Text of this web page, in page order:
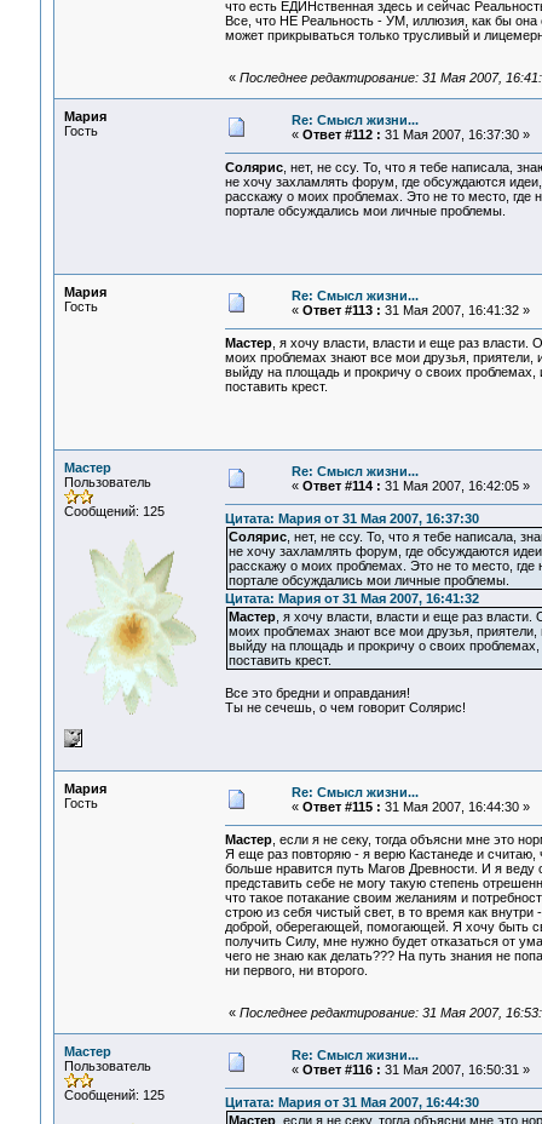
что есть ЕДИНственная здесь и сейчас
Все, что НЕ Реальность - УМ, иллюзия, как бы
может прикрываться только трусливый и
« Последнее редактирование: 31 Мая 2007,
Мария
Гость
Re: Смысл жизни...
« Ответ #112 : 31 Мая 2007, 16:37:30 »
Солярис, нет, не ссу. То, что я тебе написала,
не хочу захламлять форум, где обсуждаются
расскажу о моих проблемах. Это не то место, где
портале обсуждались мои личные проблемы.
Мария
Гость
Re: Смысл жизни...
« Ответ #113 : 31 Мая 2007, 16:41:32 »
Мастер, я хочу власти, власти и еще раз власти.
моих проблемах знают все мои друзья,
выйду на площадь и прокричу о своих
поставить крест.
Мастер
Пользователь
Сообщений: 125
Re: Смысл жизни...
« Ответ #114 : 31 Мая 2007, 16:42:05 »
Цитата: Мария от 31 Мая 2007, 16:37:30
Солярис, нет, не ссу. То, что я тебе написала,
не хочу захламлять форум, где обсуждаются
расскажу о моих проблемах. Это не то место,
портале обсуждались мои личные проблемы.
Цитата: Мария от 31 Мая 2007, 16:41:32
Мастер, я хочу власти, власти и еще раз власти.
моих проблемах знают все мои друзья,
выйду на площадь и прокричу о своих
поставить крест.
Все это бредни и оправдания!
Ты не сечешь, о чем говорит Солярис!
Мария
Гость
Re: Смысл жизни...
« Ответ #115 : 31 Мая 2007, 16:44:30 »
Мастер, если я не секу, тогда объясни мне это
Я еще раз повторяю - я верю Кастанеде и считаю,
больше нравится путь Магов Древности. И я
представить себе не могу такую степень
что такое потакание своим желаниям и
строю из себя чистый свет, в то время как
доброй, оберегающей, помогающей. Я хочу быть
получить Силу, мне нужно будет отказаться от
чего не знаю как делать??? На путь знания не
ни первого, ни второго.
« Последнее редактирование: 31 Мая 2007,
Мастер
Пользователь
Сообщений: 125
Re: Смысл жизни...
« Ответ #116 : 31 Мая 2007, 16:50:31 »
Цитата: Мария от 31 Мая 2007, 16:44:30
Мастер, если я не секу, тогда объясни мне это